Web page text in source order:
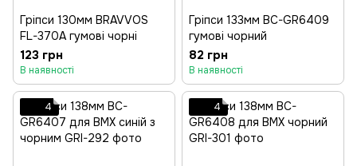
Гріпси 130мм BRAVVOS
FL-370A гумові чорні
123 грн
В наявності
Гріпси 133мм BC-GR6409
гумові чорний
82 грн
В наявності
4 4